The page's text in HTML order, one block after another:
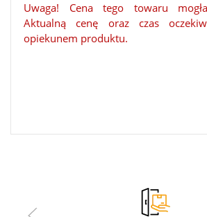
Uwaga! Cena tego towaru
Aktualną cenę oraz czas
opiekunem produktu.